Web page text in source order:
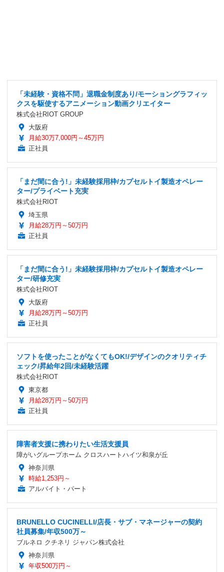
「未経験・資格不問」退職金制度あり/モーショングラフィッ
クスを駆使するアニメーション動画クリエイター
株式会社RIOT GROUP
大阪府
月給30万7,000円～45万円
正社員
「まだ間に合う!」未経験採用枠/カプセルトイ製造オペレー
ター/プライベート充実
株式会社RIOT
埼玉県
月給28万円～50万円
正社員
「まだ間に合う!」未経験採用枠/カプセルトイ製造オペレー
ター/研修充実
株式会社RIOT
大阪府
月給28万円～50万円
正社員
ソフトを使ったことがなくてもOK!/デザインのクオリティチ
ェック/昇給年2回/未経験活躍
株式会社RIOT
東京都
月給28万円～50万円
正社員
障害者支援に携わりたい生活支援員
障がいグループホーム クロスハートハイツ和泉が丘
神奈川県
時給1,253円～
アルバイト・パート
BRUNELLO CUCINELLI/店長・サブ・マネージャーの契約
社員募集/年収500万～
ブルネロ クチネリ ジャパン株式会社
神奈川県
年収500万円～